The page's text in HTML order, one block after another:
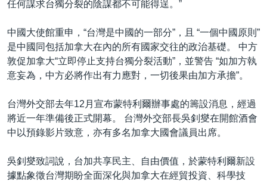
任何謀求台獨分裂的陰謀都不可能得逞。”
中國大使館重申，“台灣是中國的一部分”，且 “一個中國原則”
是中國同包括加拿大在內的所有國家交往的政治基礎。 中方
敦促加拿大“立即停止支持台獨分裂活動”，並警告 “如加方執
意妄為，中方必將作出有力應對，一切後果由加方承擔”。
台灣外交部去年12月宣布蒙特利爾辦事處的籌設消息，經過
將近一年準備後正式開幕。 台灣外交部長吳釗燮在開館酒會
中以預錄影片致意，亦有多名加拿大國會議員出席。
吳釗燮致詞說，台加共享民主、自由價值，於蒙特利爾新設
據點象徵台灣期盼全面深化與加拿大在經貿投資、科學技